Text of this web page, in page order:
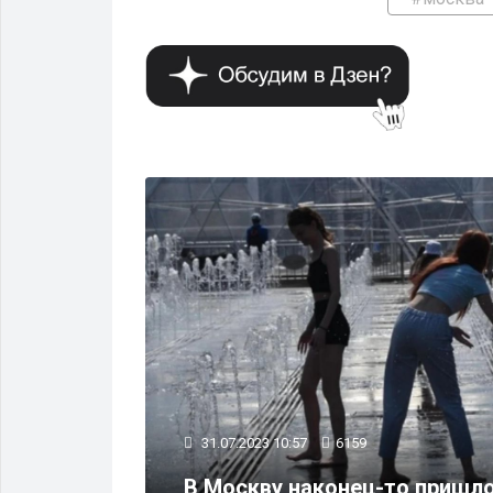
31.07.2023 10:57 6159
В Москву наконец-то